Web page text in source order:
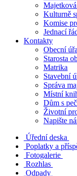
Kulturně
Komise
Jednací
Kontakty
Obecní
Starosta
Matrika
Stavební
Správa
Místní
Dům s
Životní
Napište
Úřední deska
Poplatky a
Fotogalerie
Rozhlas
Odpady